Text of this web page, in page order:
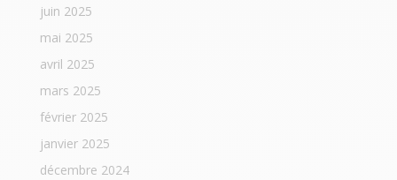
juin 2025
mai 2025
avril 2025
mars 2025
février 2025
janvier 2025
décembre 2024